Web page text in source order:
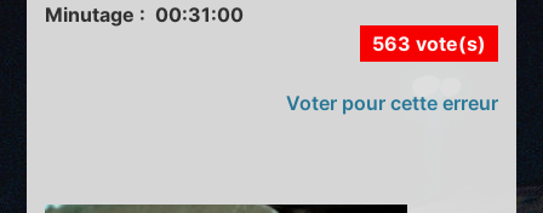
Minutage : 00:31:00
563 vote(s)
Voter pour cette erreur